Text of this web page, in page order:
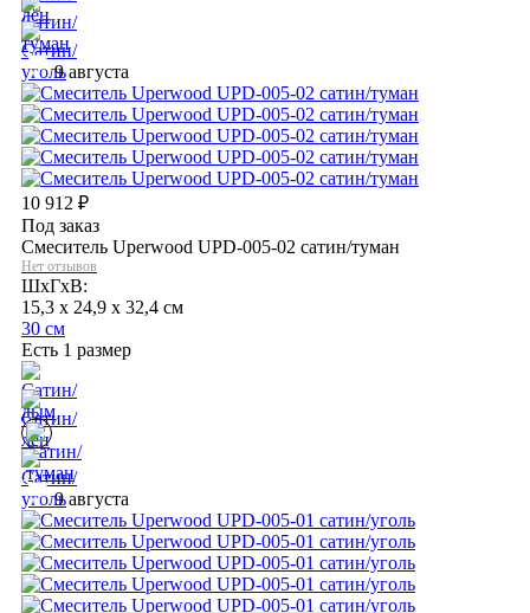
9 августа
10 912 ₽
Под заказ
Смеситель Uperwood UPD-005-02 сатин/туман
Нет отзывов
ШхГхВ:
15,3 x 24,9 x 32,4 см
30 см
Есть 1 размер
9 августа